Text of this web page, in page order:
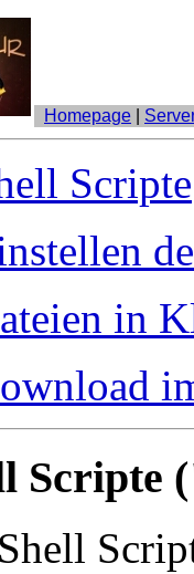
Homepage
Scripte
in
Scripte